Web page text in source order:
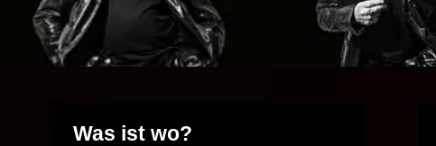
Was ist wo?